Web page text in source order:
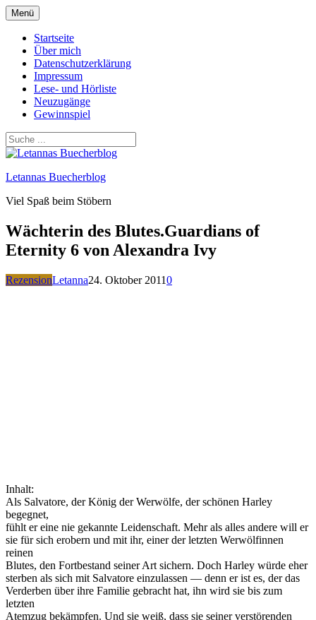
Zum
Inhalt
springen
Menü
Startseite
Über mich
Datenschutzerklärung
Impressum
Lese- und Hörliste
Neuzugänge
Gewinnspiel
Letannas Buecherblog
Viel Spaß beim Stöbern
Wächterin des Blutes.Guardians of
Eternity 6 von Alexandra Ivy
RezensionLetanna24. Oktober 20110
Inhalt:
Als Salvatore, der König der Werwölfe, der schönen Harley
begegnet,
fühlt er eine nie gekannte Leidenschaft. Mehr als alles andere will er
sie für sich erobern und mit ihr, einer der letzten Werwölfinnen
reinen
Blutes, den Fortbestand seiner Art sichern. Doch Harley würde eher
sterben als sich mit Salvatore einzulassen — denn er ist es, der das
Verderben über ihre Familie gebracht hat, ihn wird sie bis zum
letzten
Atemzug bekämpfen. Und sie weiß, dass sie seiner verstörenden